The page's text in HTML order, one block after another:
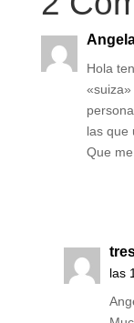
Hola
las que
Que
las